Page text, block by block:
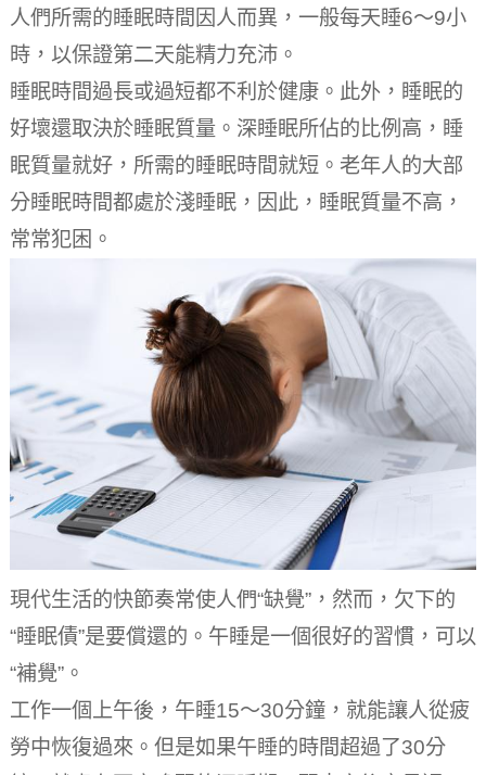
人們所需的睡眠時間因人而異，一般每天睡6～9小
時，以保證第二天能精力充沛。
睡眠時間過長或過短都不利於健康。 此外，睡眠的
好壞還取決於睡眠質量。 深睡眠所佔的比例高，睡
眠質量就好，所需的睡眠時間就短。 老年人的大部
分睡眠時間都處於淺睡眠，因此，睡眠質量不高，
常常犯困。
現代生活的快節奏常使人們“缺覺”，然而，欠下的
“睡眠債”是要償還的。 午睡是一個很好的習慣，可以
“補覺”。
工作一個上午後，午睡15～30分鐘，就能讓人從疲
勞中恢復過來。 但是如果午睡的時間超過了30分